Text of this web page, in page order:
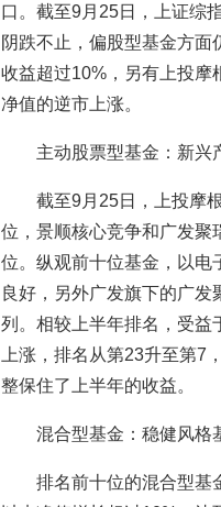
口。截至9月25日，上证综
阴跌不止，偏股型基金方面
收益超过10%，另有上投摩
净值的逆市上涨。
主动股票型基金：新兴
截至9月25日，上投摩
位，景顺核心竞争和广发聚
位。纵观前十位基金，以电
良好，另外广发旗下的广
列。相较上半年排名，受益
上涨，排名从第23升至第7
整保住了上半年的收益。
混合型基金：稳健风格
排名前十位的混合型基